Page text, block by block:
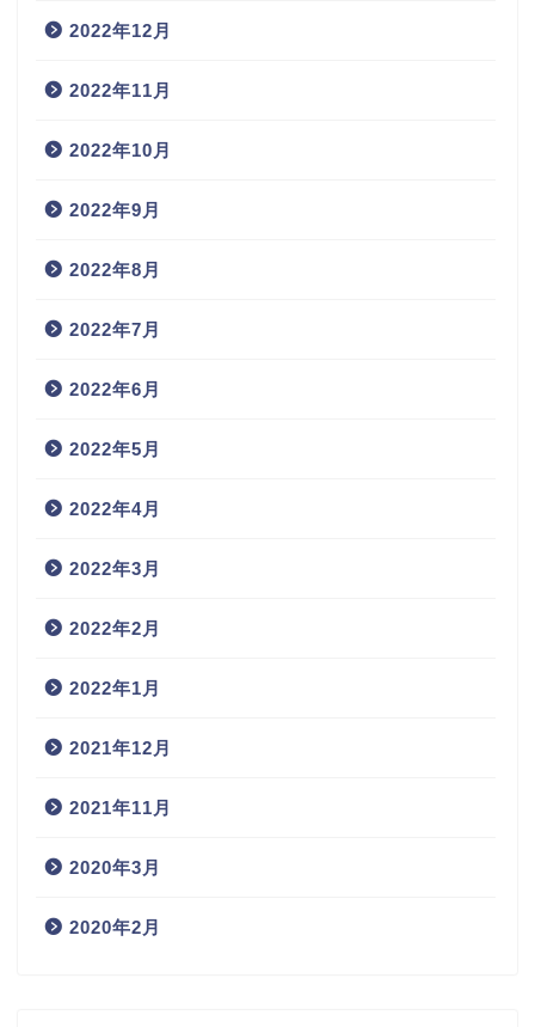
2022年12月
2022年11月
2022年10月
2022年9月
2022年8月
2022年7月
2022年6月
2022年5月
2022年4月
2022年3月
2022年2月
2022年1月
2021年12月
2021年11月
2020年3月
2020年2月